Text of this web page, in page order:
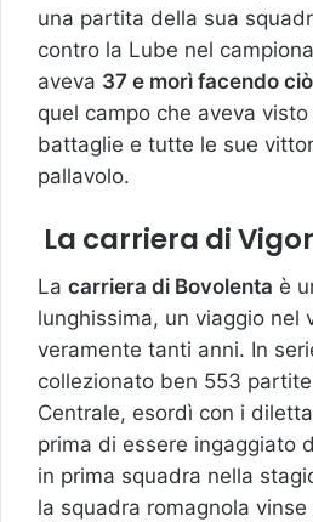
una partita della sua
contro la Lube nel
aveva 37 e morì facendo
quel campo che aveva
battaglie e tutte le sue
pallavolo.
La carriera di
La carriera di Bovolenta è
lunghissima, un viaggio nel
veramente tanti anni. In
collezionato ben 553
Centrale, esordì con i
prima di essere ingaggiato
in prima squadra nella
la squadra romagnola